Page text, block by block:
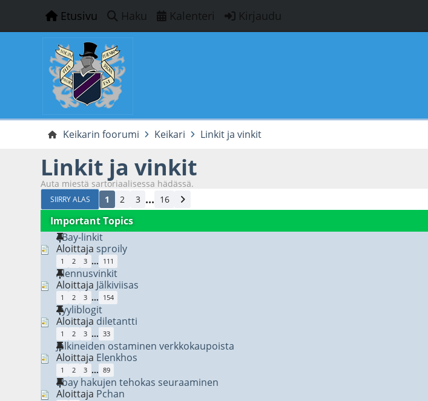
Etusivu Haku Kalenteri Kirjaudu
Keikarin foorumi Keikari Linkit ja vinkit
Linkit ja vinkit
Auta miestä sartoriaalisessa hädässä.
SIIRRY ALAS 1 2 3 ... 16
Important Topics
eBay-linkit
Aloittaja sproily
1 2 3 ... 111
Alennusvinkit
Aloittaja Jälkiviisas
1 2 3 ... 154
Tyyliblogit
Aloittaja diletantti
1 2 3 ... 33
Jalkineiden ostaminen verkkokaupoista
Aloittaja Elenkhos
1 2 3 ... 89
Ebay hakujen tehokas seuraaminen
Aloittaja Pchan